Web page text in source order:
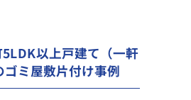
以上戸建て（一軒
ゴミ屋敷片付け事例